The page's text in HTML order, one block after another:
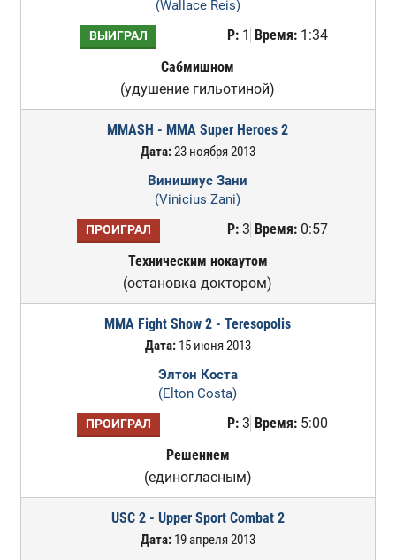
(Wallace Reis)
ВЫИГРАЛ Р:1 Время:1:34
Сабмишном
(удушение гильотиной)
MMASH - MMA Super Heroes 2
Дата:23 ноября 2013
Винишиус Зани
(Vinicius Zani)
ПРОИГРАЛ Р:3 Время:0:57
Техническим нокаутом
(остановка доктором)
MMA Fight Show 2 - Teresopolis
Дата:15 июня 2013
Элтон Коста
(Elton Costa)
ПРОИГРАЛ Р:3 Время:5:00
Решением
(единогласным)
USC 2 - Upper Sport Combat 2
Дата:19 апреля 2013